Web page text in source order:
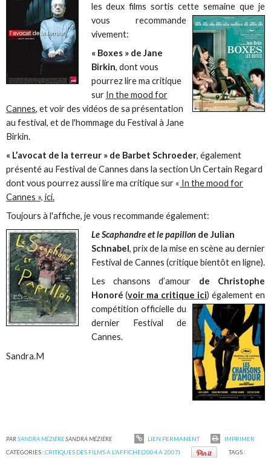
les deux films sortis cette semaine que je
vous recommande
vivement:
« Boxes » de Jane
Birkin, dont vous
pourrez lire ma critique
sur In the mood for
Cannes, et voir des vidéos de sa présentation
au festival, et de l'hommage du Festival à Jane
Birkin.
« L’avocat de la terreur » de Barbet Schroeder, également
présenté au Festival de Cannes dans la section Un Certain Regard
dont vous pourrez aussi lire ma critique sur « In the mood for
Cannes », ici.
Toujours à l'affiche, je vous recommande également:
Le Scaphandre et le papillonde Julian
Schnabel, prix de la mise en scène au dernier
Festival de Cannes (critique bientôt en ligne).
Les chansons d’amour de Christophe
Honoré (voir ma critique ici) également en
compétition officielle du
dernier Festival de
Cannes.
Sandra.M
PARSANDRA MÉZIÈRESANDRA MÉZIÈRE LIEN PERMANENT
IMPRIMER
CATÉGORIES :CRITIQUES DES FILMS A L'AFFICHE(2004 À 2007) TAGS :